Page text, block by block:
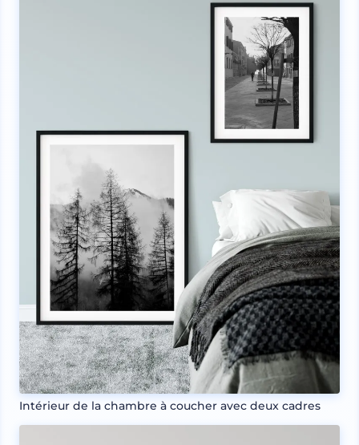
Intérieur de la chambre à coucher avec deux cadres